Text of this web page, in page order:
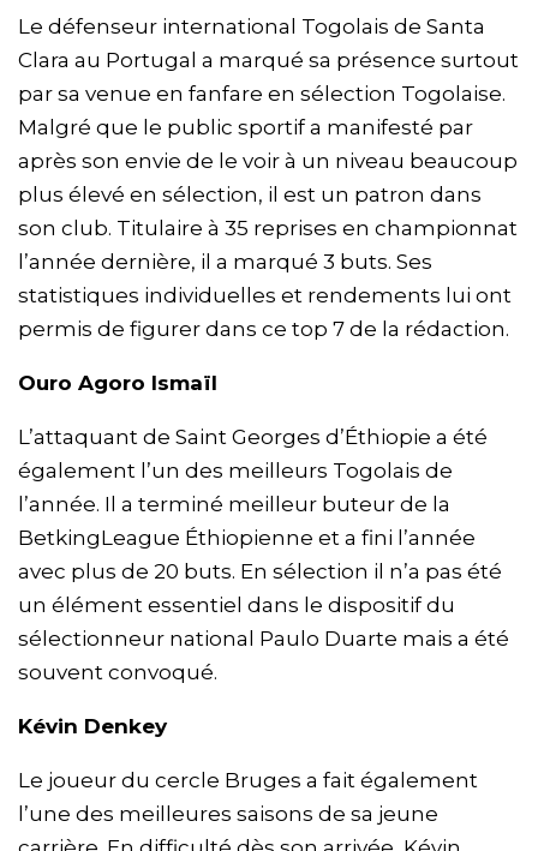
Le défenseur international Togolais de Santa
Clara au Portugal a marqué sa présence surtout
par sa venue en fanfare en sélection Togolaise.
Malgré que le public sportif a manifesté par
après son envie de le voir à un niveau beaucoup
plus élevé en sélection, il est un patron dans
son club. Titulaire à 35 reprises en championnat
l’année dernière, il a marqué 3 buts. Ses
statistiques individuelles et rendements lui ont
permis de figurer dans ce top 7 de la rédaction.
Ouro Agoro Ismaïl
L’attaquant de Saint Georges d’Éthiopie a été
également l’un des meilleurs Togolais de
l’année. Il a terminé meilleur buteur de la
BetkingLeague Éthiopienne et a fini l’année
avec plus de 20 buts. En sélection il n’a pas été
un élément essentiel dans le dispositif du
sélectionneur national Paulo Duarte mais a été
souvent convoqué.
Kévin Denkey
Le joueur du cercle Bruges a fait également
l’une des meilleures saisons de sa jeune